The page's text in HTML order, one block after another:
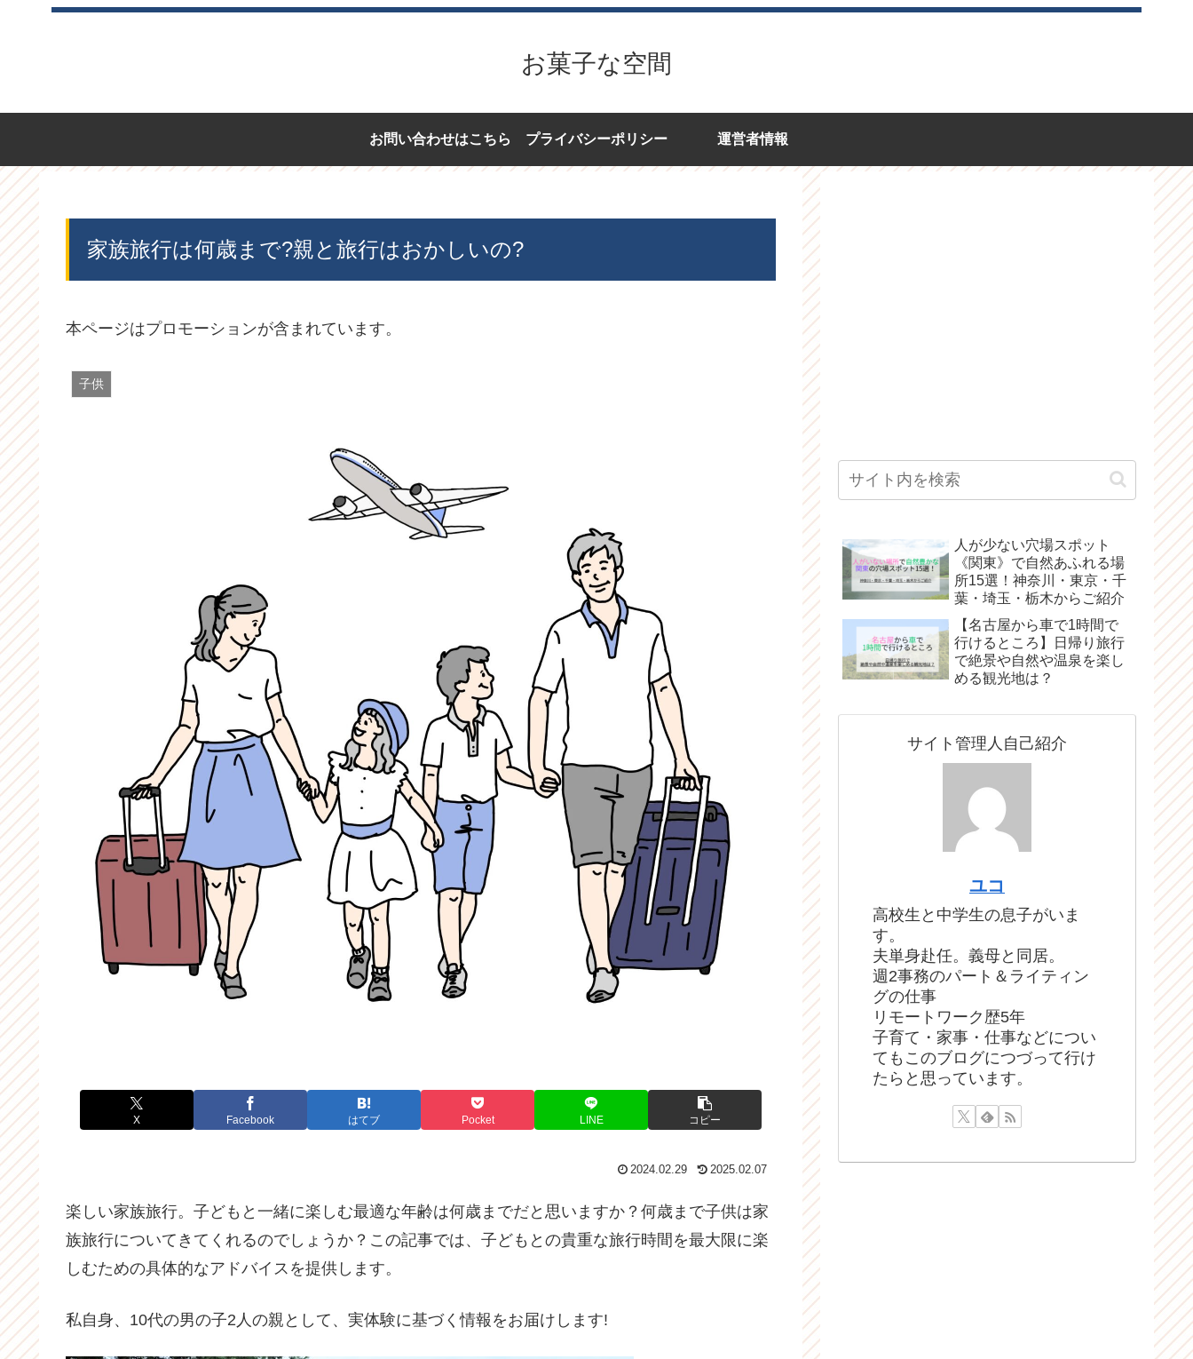
お菓子な空間
お問い合わせはこちら プライバシーポリシー 運営者情報
家族旅行は何歳まで?親と旅行はおかしいの?
本ページはプロモーションが含まれています。
子供
X Facebook はてブ Pocket LINE コピー
2024.02.29 2025.02.07
楽しい家族旅行。子どもと一緒に楽しむ最適な年齢は何歳までだと思いますか？何歳まで子供は家
族旅行についてきてくれるのでしょうか？この記事では、子どもとの貴重な旅行時間を最大限に楽
しむための具体的なアドバイスを提供します。
私自身、10代の男の子2人の親として、実体験に基づく情報をお届けします!
人が少ない穴場スポット
《関東》で自然あふれる場
所15選！神奈川・東京・千
葉・埼玉・栃木からご紹介
【名古屋から車で1時間で
行けるところ】日帰り旅行
で絶景や自然や温泉を楽し
める観光地は？
サイト管理人自己紹介
ユコ
高校生と中学生の息子がいま
す。
夫単身赴任。義母と同居。
週2事務のパート＆ライティン
グの仕事
リモートワーク歴5年
子育て・家事・仕事などについ
てもこのブログにつづって行け
たらと思っています。